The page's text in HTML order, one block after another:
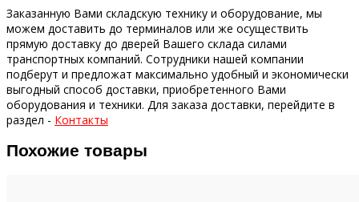
Заказанную Вами складскую технику и оборудование, мы
можем доставить до терминалов или же осуществить
прямую доставку до дверей Вашего склада силами
транспортных компаний. Сотрудники нашей компании
подберут и предложат максимально удобный и экономически
выгодный способ доставки, приобретенного Вами
оборудования и техники. Для заказа доставки, перейдите в
раздел - Контакты
Похожие товары